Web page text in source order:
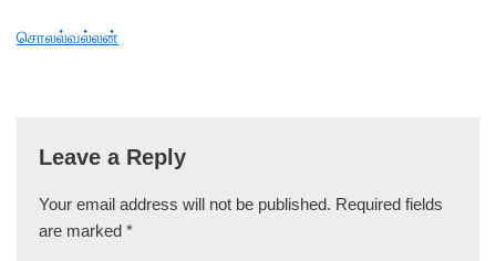
சொலல்வல்லன்
Leave a Reply
Your email address will not be published. Required fields
are marked *